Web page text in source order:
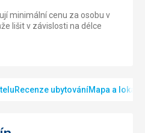
minimální cenu za osobu v
lišit v závislosti na délce
Recenze ubytováníMapa a